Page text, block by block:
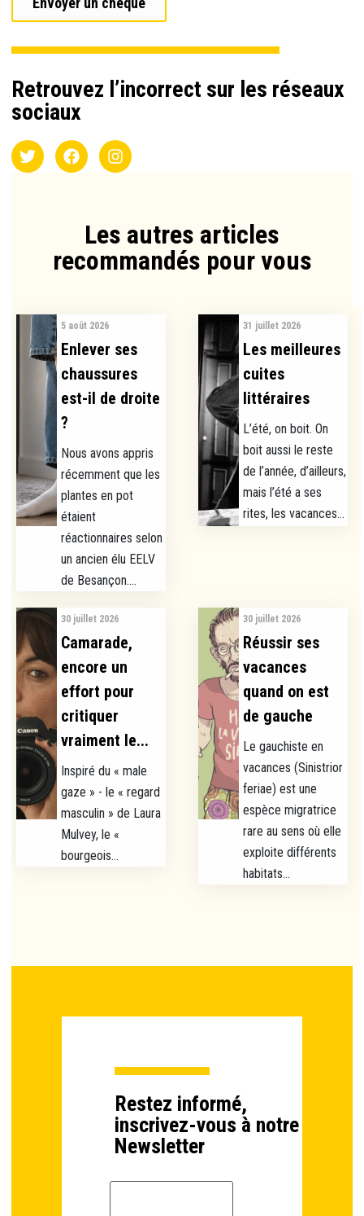
Retrouvez l’incorrect sur les réseaux
sociaux
Les autres articles
recommandés pour vous​
5 août 2026
Enlever ses
chaussures
est-il de droite
?
Nous avons appris
récemment que les
plantes en pot
étaient
réactionnaires selon
un ancien élu EELV
de Besançon....
31 juillet 2026
Les meilleures
cuites
littéraires
L’été, on boit. On
boit aussi le reste
de l’année, d’ailleurs,
mais l’été a ses
rites, les vacances...
30 juillet 2026
Camarade,
encore un
effort pour
critiquer
vraiment le...
Inspiré du « male
gaze » - le « regard
masculin » de Laura
Mulvey, le «
bourgeois...
30 juillet 2026
Réussir ses
vacances
quand on est
de gauche
Le gauchiste en
vacances (Sinistrior
feriae) est une
espèce migratrice
rare au sens où elle
exploite différents
habitats...
Restez informé,
inscrivez-vous à notre
Newsletter